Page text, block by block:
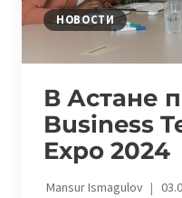
НОВОСТИ
В Астане
Business
Expo 2024
Mansur Ismagulov